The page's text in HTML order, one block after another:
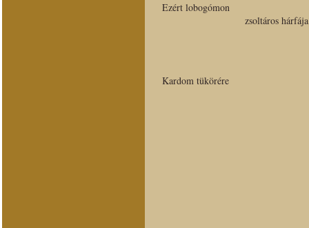
Ezért lobogómon
zsoltáros hárfája
Kardom tükörére